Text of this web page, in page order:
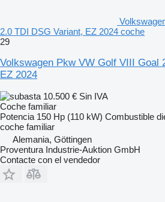
2.0 TDI DSG Variant, EZ 2024 coche
29
Volkswagen Pkw VW Golf VIII Goal
EZ 2024
10.500 € Sin IVA
Coche familiar
Potencia 150 Hp (110 kW) Combustible
coche familiar
Alemania, Göttingen
Proventura Industrie-Auktion GmbH
Contacte con el vendedor